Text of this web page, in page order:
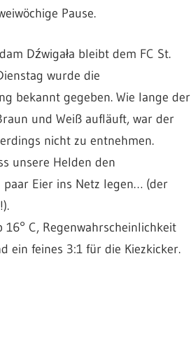
Pause.
Dźwigała bleibt dem FC St.
wurde die
bekannt gegeben. Wie lange der
und Weiß aufläuft, war der
nicht zu entnehmen.
unsere Helden den
paar Eier ins Netz legen… (der
16° C, Regenwahrscheinlichkeit
ein feines 3:1 für die Kiezkicker.